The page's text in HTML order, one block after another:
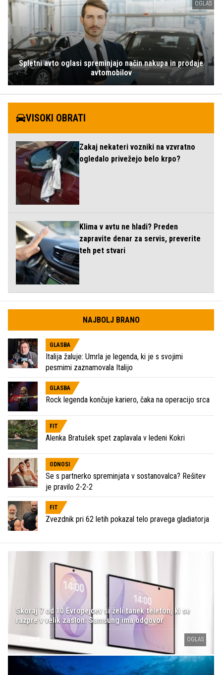
OGLAS
Spletni avto oglasi spreminjajo način nakupa in prodaje
avtomobilov
VISOKI OBRATI
Zakaj nekateri vozniki na vzvratno
ogledalo privežejo belo krpo?
Klima v avtu ne hladi? Preden
zapravite denar za servis, preverite
teh pet stvari
NAJBOLJ BRANO
GLASBA
Italija žaluje: Umrla je legenda, ki je s svojimi
pesmimi zaznamovala Italijo
GLASBA
Rock legenda končuje kariero, čaka na operacijo srca
FIT
Alenka Bratušek spet zaplavala v ledeni Kokri
ODNOSI
Se s partnerko spreminjata v sostanovalca? Rešitev
je pravilo 2-2-2
FIT
Zvezdnik pri 62 letih pokazal telo pravega gladiatorja
Skoraj 7 od 10 Evropejcev si želi tanek telefon, ki se
razpre v velik zaslon: Samsung ima odgovor
OGLAS